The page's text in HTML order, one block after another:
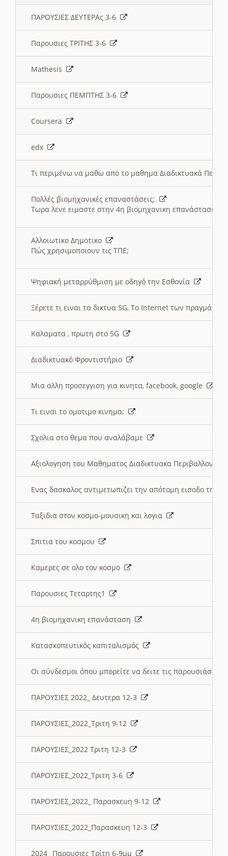
ΠΑΡΟΥΣΙΕΣ ΔΕΥΤΕΡΑς 3-6
Παρουσιες ΤΡΙΤΗΣ 3-6
Mathesis
Παρουσιες ΠΕΜΠΤΗΣ 3-6
Coursera
edx
Τι περιμένω να μαθω απο το μαθημα Διαδικτυακά
Πολλές βιομηχανικές επαναστάσεις;
Τωρα λενε ειμαστε στην 4η βιομηχανικη επανάσταση
Αλλοιωτικο Δημοτικο
Πώς χρησιμοποιουν τις ΤΠΕ;
Ψηφιακή μεταρρύθμιση με οδηγό την Εσθονία
Ξέρετε τι ειναι τα δικτυα 5G, Το Internet των
Καλαματα , πρωτη στο 5G
Διαδικτυακό Φροντιστήριο
Μια αλλη προσεγγιση για κινητα, facebook, google
Τι ειναι το ομοτιμο κινημα;
Σχολια στο θεμα που αναλάβαμε
Αξιολογηση του Μαθηματος Διαδικτυακα
Ενας δασκαλος αντιμετωπιζει την απότομη εισοδο της
Ταξιδια στον κοσμο-μουσικη και λογια
Σπιτια του κοσμου
Καμερες σε ολο τον κοσμο
Παρουσιες Τεταρτης1
4η βιομηχανικη επανάσταση
Κατασκοπευτικός καπιταλισμός
Οι σύνδεσμοι όπου μπορείτε να δειτε τις παρουσιάσεις
ΠΑΡΟΥΣΙΕΣ 2022_ Δευτερα 12-3
ΠΑΡΟΥΣΙΕΣ_2022_Τριτη 9-12
ΠΑΡΟΥΣΙΕΣ_2022 Τριτη 12-3
ΠΑΡΟΥΣΙΕΣ_2022_Τριτη 3-6
ΠΑΡΟΥΣΙΕΣ_2022_ Παρασκευη 9-12
ΠΑΡΟΥΣΙΕΣ_2022_Παρασκευη 12-3
2024_ Παρουσιες Τρίτη 6-9μμ